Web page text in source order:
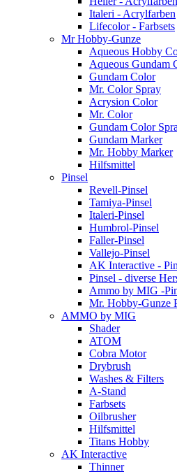
Italeri - Acrylfarben
Lifecolor - Farbsets
Mr Hobby-Gunze
Aqueous Hobby
Aqueous Gundam
Gundam Color
Mr. Color Spray
Acrysion Color
Mr. Color
Gundam Color
Gundam Marker
Mr. Hobby Marker
Hilfsmittel
Pinsel
Revell-Pinsel
Tamiya-Pinsel
Italeri-Pinsel
Humbrol-Pinsel
Faller-Pinsel
Vallejo-Pinsel
AK Interactive -
Pinsel - diverse
Ammo by MIG -
Mr. Hobby-Gunze
AMMO by MIG
Shader
ATOM
Cobra Motor
Drybrush
Washes & Filters
A-Stand
Farbsets
Oilbrusher
Hilfsmittel
Titans Hobby
AK Interactive
Thinner